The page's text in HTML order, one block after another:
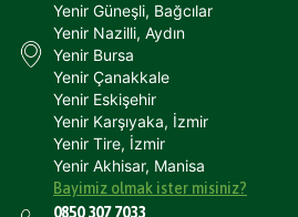
Yenir Güneşli, Bağcılar
Yenir Nazilli, Aydın
Yenir Bursa
Yenir Çanakkale
Yenir Eskişehir
Yenir Karşıyaka, İzmir
Yenir Tire, İzmir
Yenir Akhisar, Manisa
Bayimiz olmak ister misiniz?
0850 307 7033